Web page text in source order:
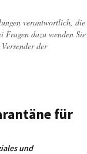
verantwortlich, die
Fragen dazu wenden Sie
der
für
und